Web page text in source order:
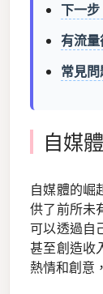
下一步
有流
常見
自媒
自媒體的崛
供了前所未
可以透過自
甚至創造收
熱情和創意